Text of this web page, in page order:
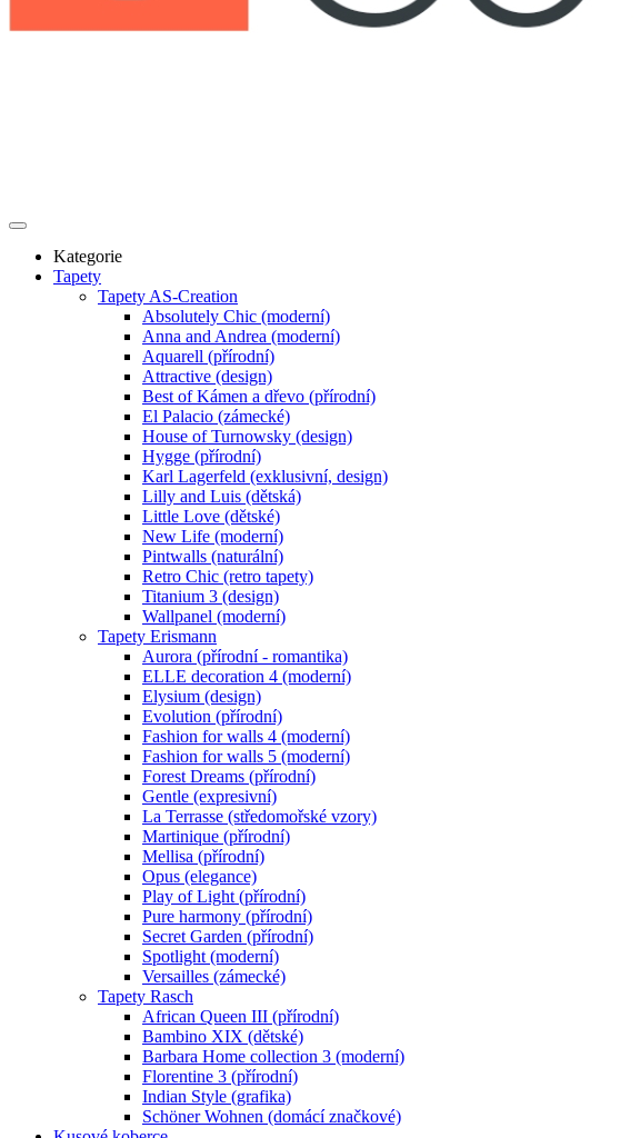
Kategorie
Tapety
Tapety AS-Creation
Absolutely Chic (moderní)
Anna and Andrea (moderní)
Aquarell (přírodní)
Attractive (design)
Best of Kámen a dřevo (přírodní)
El Palacio (zámecké)
House of Turnowsky (design)
Hygge (přírodní)
Karl Lagerfeld (exklusivní, design)
Lilly and Luis (dětská)
Little Love (dětské)
New Life (moderní)
Pintwalls (naturální)
Retro Chic (retro tapety)
Titanium 3 (design)
Wallpanel (moderní)
Tapety Erismann
Aurora (přírodní - romantika)
ELLE decoration 4 (moderní)
Elysium (design)
Evolution (přírodní)
Fashion for walls 4 (moderní)
Fashion for walls 5 (moderní)
Forest Dreams (přírodní)
Gentle (expresivní)
La Terrasse (středomořské vzory)
Martinique (přírodní)
Mellisa (přírodní)
Opus (elegance)
Play of Light (přírodní)
Pure harmony (přírodní)
Secret Garden (přírodní)
Spotlight (moderní)
Versailles (zámecké)
Tapety Rasch
African Queen III (přírodní)
Bambino XIX (dětské)
Barbara Home collection 3 (moderní)
Florentine 3 (přírodní)
Indian Style (grafika)
Schöner Wohnen (domácí značkové)